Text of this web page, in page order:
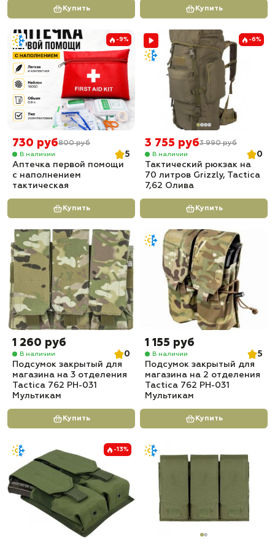
Купить Купить
-9%
730 руб800 руб
В наличии
5
Аптечка первой помощи
с наполнением
тактическая
Купить
-6%
3 755 руб3 990 руб
В наличии
0
Тактический рюкзак на
70 литров Grizzly, Tactica
7,62 Олива
Купить
1 260 руб
В наличии
0
Подсумок закрытый для
магазина на 3 отделения
Tactica 762 PH-031
Мультикам
Купить
1 155 руб
В наличии
5
Подсумок закрытый для
магазина на 2 отделения
Tactica 762 PH-031
Мультикам
Купить
-13%